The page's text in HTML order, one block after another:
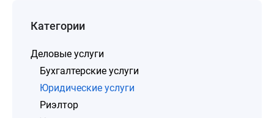
Категории
Деловые услуги
Бухгалтерские услуги
Юридические услуги
Риэлтор